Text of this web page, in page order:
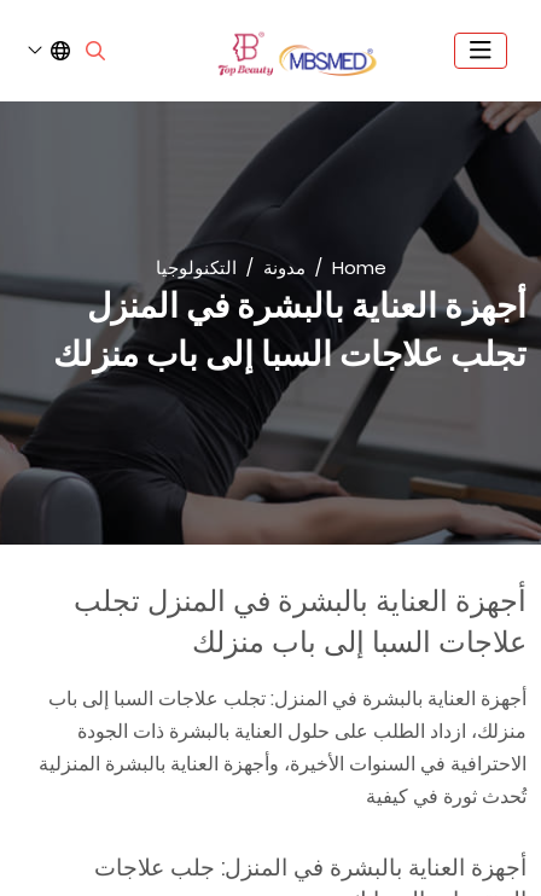
Home مدونة التكنولوجيا
أجهزة العناية بالبشرة في المنزل
تجلب علاجات السبا إلى باب منزلك
أجهزة العناية بالبشرة في المنزل تجلب
علاجات السبا إلى باب منزلك
أجهزة العناية بالبشرة في المنزل: تجلب علاجات السبا إلى باب
منزلك، ازداد الطلب على حلول العناية بالبشرة ذات الجودة
الاحترافية في السنوات الأخيرة، وأجهزة العناية بالبشرة المنزلية
تُحدث ثورة في كيفية
أجهزة العناية بالبشرة في المنزل: جلب علاجات